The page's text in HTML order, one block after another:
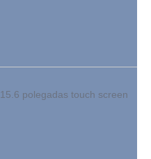
15.6 polegadas touch screen